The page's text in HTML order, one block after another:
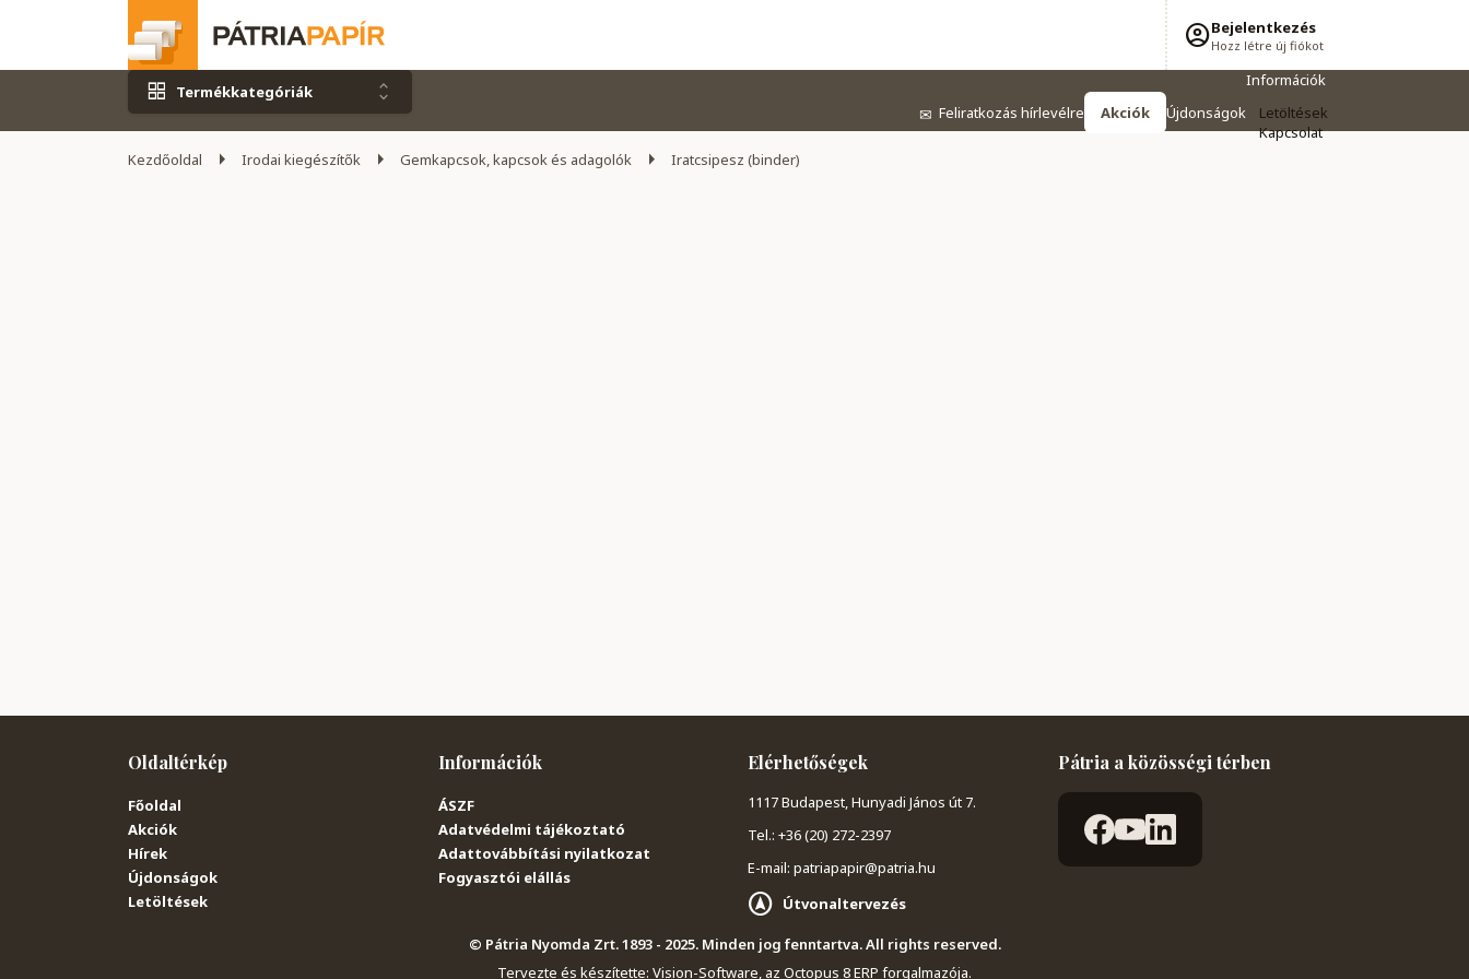
Bejelentkezés
Hozz létre új fiókot
Termékkategóriák
✉ Feliratkozás hírlevélre Akciók Újdonságok
Információk
Letöltések
Kapcsolat
Kezdőoldal
Irodai kiegészítők Gemkapcsok, kapcsok és adagolók Iratcsipesz (binder)
Oldaltérkép
Főoldal
Akciók
Hírek
Újdonságok
Letöltések
Információk
ÁSZF
Adatvédelmi tájékoztató
Adattovábbítási nyilatkozat
Fogyasztói elállás
Elérhetőségek
1117 Budapest, Hunyadi János út 7.
Tel.: +36 (20) 272-2397
E-mail: patriapapir@patria.hu
Útvonaltervezés
Pátria a közösségi térben
© Pátria Nyomda Zrt. 1893 - 2025. Minden jog fenntartva. All rights reserved.
Tervezte és készítette: Vision-Software, az Octopus 8 ERP forgalmazója.